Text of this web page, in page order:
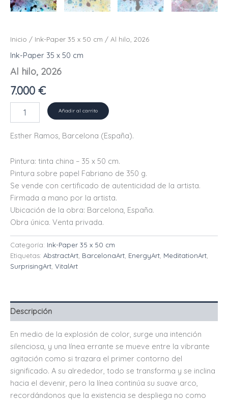
Inicio / Ink-Paper 35 x 50 cm / Al hilo, 2026
Ink-Paper 35 x 50 cm
Al hilo, 2026
7.000 €
cantidad
Añadir al carrito
Esther Ramos, Barcelona (España).
Pintura: tinta china – 35 x 50 cm.
Pintura sobre papel Fabriano de 350 g.
Se vende con certificado de autenticidad de la artista.
Firmada a mano por la artista.
Ubicación de la obra: Barcelona, ​​España.
Obra única. Venta privada.
Categoría: Ink-Paper 35 x 50 cm
Etiquetas: AbstractArt BarcelonaArt EnergyArt MeditationArt
SurprisingArt VitalArt
Descripción
En medio de la explosión de color, surge una intención
silenciosa, y una línea errante se mueve entre la vibrante
agitación como si trazara el primer contorno del
significado. A su alrededor, todo se transforma y se inclina
hacia el devenir, pero la línea continúa su suave arco,
recordándonos que la existencia se despliega no como